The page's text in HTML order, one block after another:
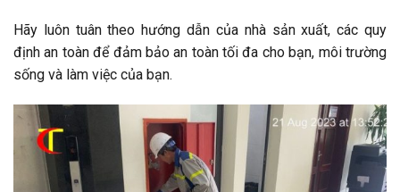
Hãy luôn tuân theo hướng dẫn của nhà sản xuất, các quy
định an toàn để đảm bảo an toàn tối đa cho bạn, môi trường
sống và làm việc của bạn.